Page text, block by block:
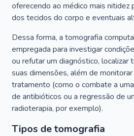
oferecendo ao médico mais nitidez
dos tecidos do corpo e eventuais
Dessa forma, a tomografia
empregada para investigar
ou refutar um diagnóstico, localizar
suas dimensões, além de
tratamento (como o combate a
de antibióticos ou a regressão de
radioterapia, por exemplo).
Tipos de tomografia